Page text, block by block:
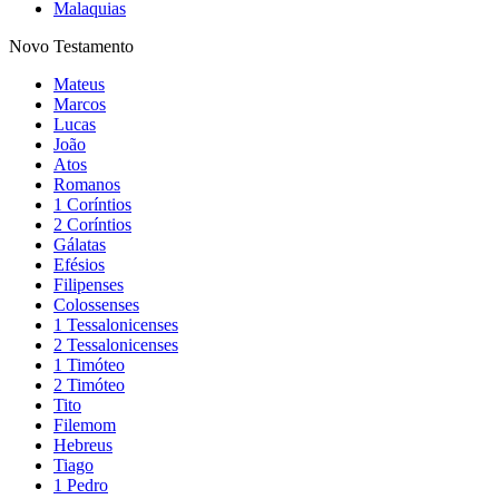
Malaquias
Novo Testamento
Mateus
Marcos
Lucas
João
Atos
Romanos
1 Coríntios
2 Coríntios
Gálatas
Efésios
Filipenses
Colossenses
1 Tessalonicenses
2 Tessalonicenses
1 Timóteo
2 Timóteo
Tito
Filemom
Hebreus
Tiago
1 Pedro